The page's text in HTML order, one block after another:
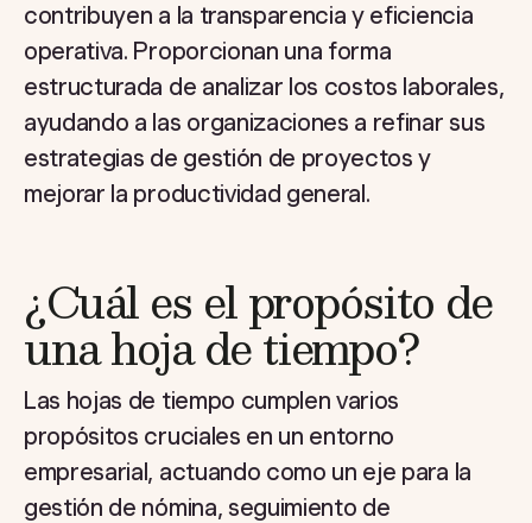
contribuyen a la transparencia y eficiencia
operativa. Proporcionan una forma
estructurada de analizar los costos laborales,
ayudando a las organizaciones a refinar sus
estrategias de gestión de proyectos y
mejorar la productividad general.
¿Cuál es el propósito de
una hoja de tiempo?
Las hojas de tiempo cumplen varios
propósitos cruciales en un entorno
empresarial, actuando como un eje para la
gestión de nómina, seguimiento de